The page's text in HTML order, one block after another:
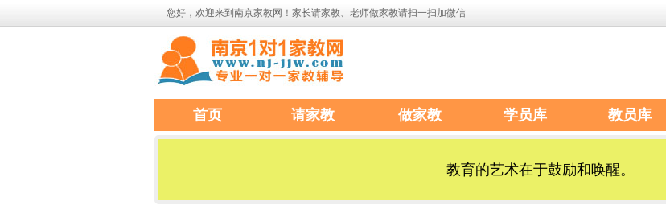
您好，欢迎来到南京家教网！家长请家教、老师做家教请扫一扫加微信
首页 请家教 做家教 学员库 教员库
教育的艺术在于鼓励和唤醒。